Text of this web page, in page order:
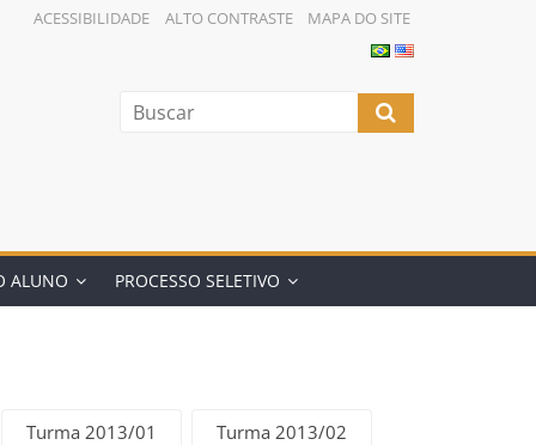
ACESSIBILIDADE ALTO CONTRASTE MAPA DO SITE
ALUNO PROCESSO SELETIVO
Turma 2013/01
Turma 2013/02